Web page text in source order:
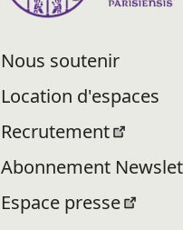
Nous soutenir
Location d'espaces
Recrutement
Abonnement
Espace presse